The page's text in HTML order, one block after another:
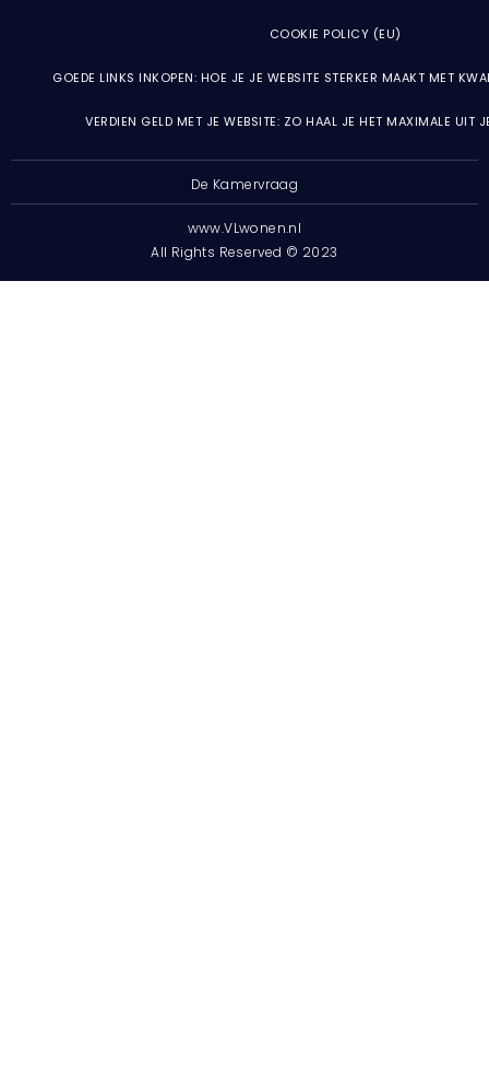
COOKIE POLICY (EU)
GOEDE LINKS INKOPEN: HOE JE JE WEBSITE STERKER MAAKT MET
VERDIEN GELD MET JE WEBSITE: ZO HAAL JE HET MAXIMALE UIT
De Kamervraag
www.VLwonen.nl
All Rights Reserved © 2023